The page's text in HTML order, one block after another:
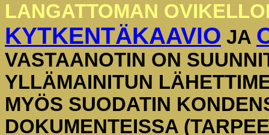
LANGATTOMAN
KYTKENTÄKAAVIO JA
VASTAANOTIN ON
YLLÄMAINITUN
MYÖS SUODATIN
DOKUMENTEISSA